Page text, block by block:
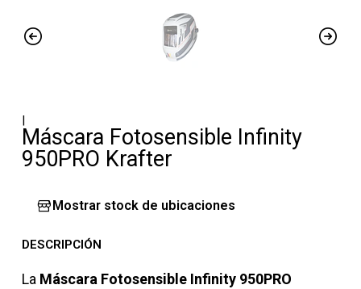
|
Máscara Fotosensible Infinity
950PRO Krafter
Mostrar stock de ubicaciones
DESCRIPCIÓN
La Máscara Fotosensible Infinity 950PRO